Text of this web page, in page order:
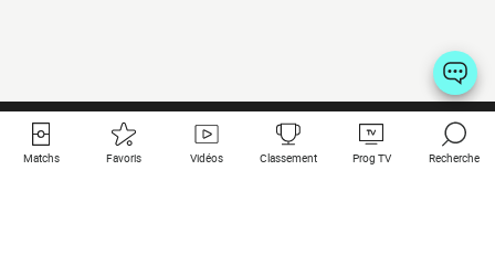
Matchs Favoris Vidéos Classement Prog TV Recherche